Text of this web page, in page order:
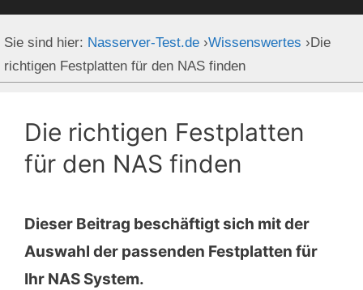
Sie sind hier: Nasserver-Test.de ›Wissenswertes › Die
richtigen Festplatten für den NAS finden
Die richtigen Festplatten
für den NAS finden
Dieser Beitrag beschäftigt sich mit der
Auswahl der passenden Festplatten für
Ihr NAS System.